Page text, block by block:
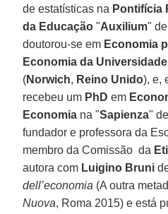
de estatísticas na Pontifícia
da Educação "Auxilium" de
doutorou-se em Economia
Economia da
(Norwich, Reino Unido), e,
recebeu um PhD em
Economia na "Sapienza" de
fundador e professora da
membro da Comissão da
autora com Luigino Bruni
dell’economia (A outra
Nuova, Roma 2015) e está